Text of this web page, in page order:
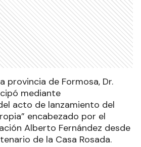
provincia de Formosa, Dr.
mediante
acto de lanzamiento del
encabezado por el
Alberto Fernández desde
de la Casa Rosada.